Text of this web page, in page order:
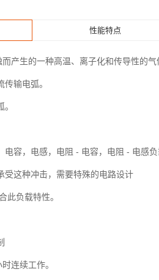
性能特点
产生的一种高温、离子化和传导性的
输电弧。
电容，电感，电阻 - 电容，电阻 - 电感
受这种冲击，需要特殊的电路设计
此负载特性。
连续工作。